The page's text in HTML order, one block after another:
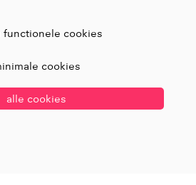
functionele cookies
cookies
alle cookies